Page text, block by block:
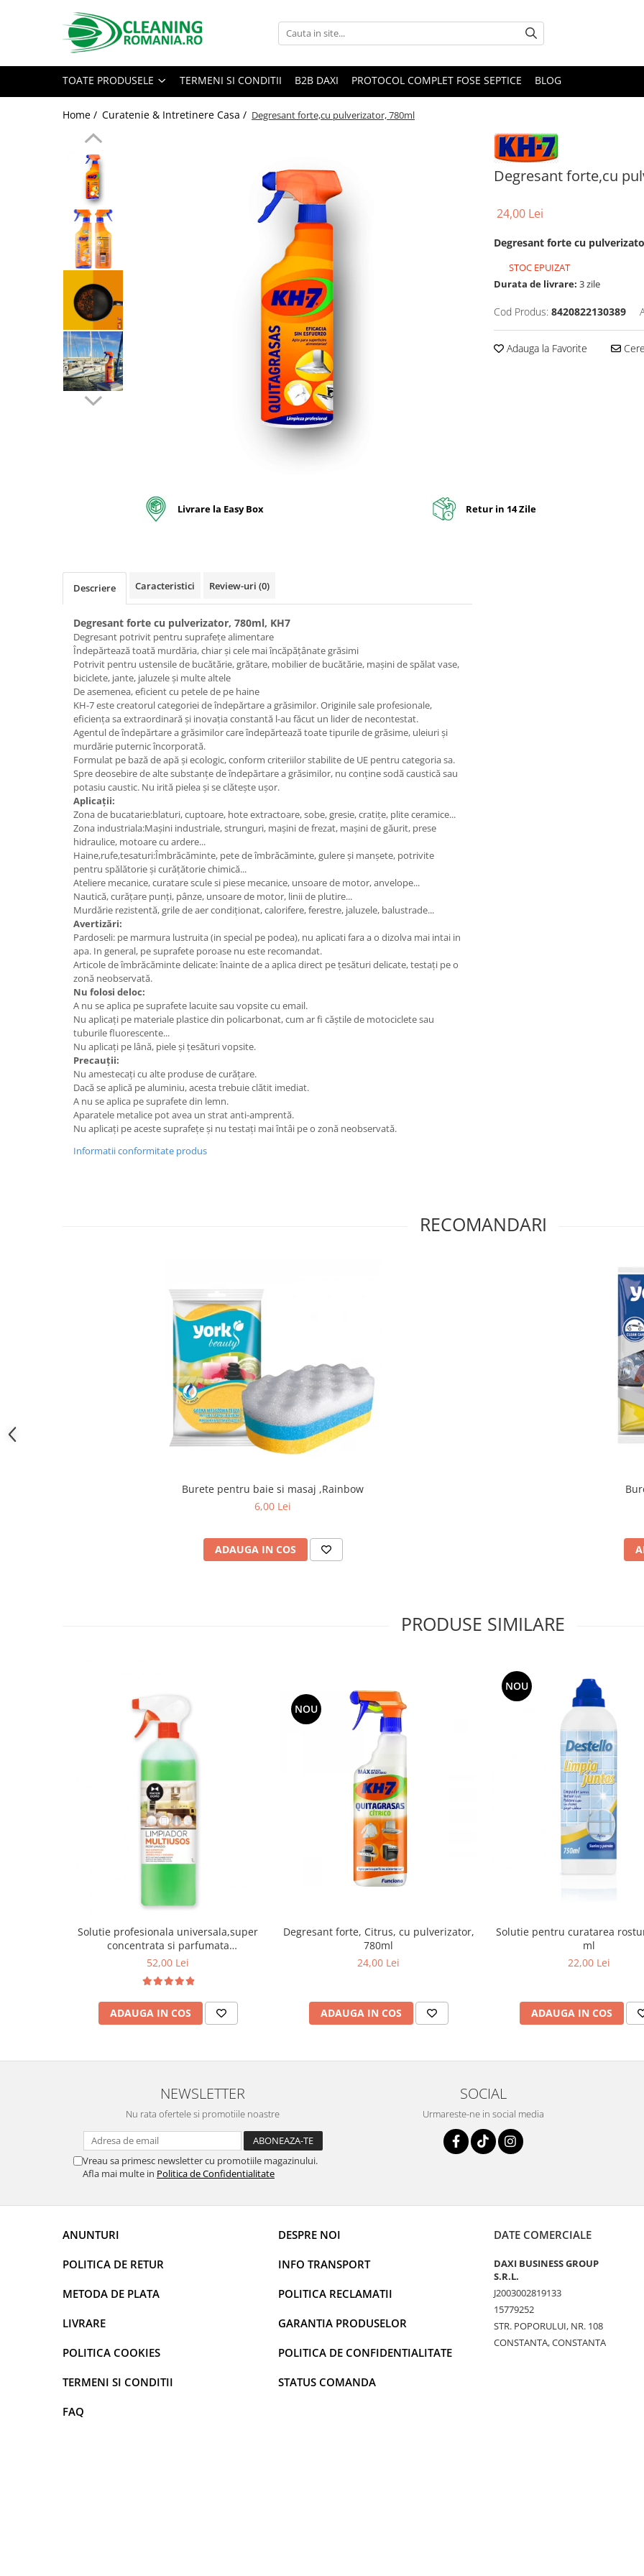
Toate Produsele
Curatenie & Intretinere Casa
Detergenti si solutii concentrate
pentru pardoseli
Produse Bio pentru Casa
Detergenti si solutii universale
Detergenti si solutii pentru geam
Detergenti si solutii pentru
suprafete de lemn si mobila
Detergenti si solutii pentru baie
Solutii desfundat tevi
Curatenie Traditionala
Detergenti de vase si solutii
pentru bucatarie
Detergenti Rufe & Intretinere
Detergenti de rufe
Articole complementare
Articole Menaj & Accesorii pentru
Lavete si seturi lavete
Bureti pentru vase si bucatarie
Absorbanti umiditate si
neutralizatori miros
frigider/congelator
Saci si manusi menaj, folii
alimentare si hartie de copt
Hartie si servetele
Mopuri,seturi cu mop si accesorii
Maturi,farase si galeti simple/cu
Manere si cozi pentru maturi si
Raclete si perii diverse suprafete
Articole si accesorii pentru baie si
zona sanitara
Accesorii pentru casa
Articole si accesorii pentru haine si
produse textile
Articole menaj BACTERIA STOP
Articole menaj ECO NATURAL si
materiale reciclate
Produse lichide certificare Eco Cert
Detergenti BIO
Fose Septice & Întreținere
Foglia D'Oro
Odorizanti & Neutralizatori pentru
Odorizanti spray si neutralizatori
miros ambient si tesaturi
Absorbanti de Umiditate & Rezerve
OdorBlock Neutralizatori miros
Auto Bricolaj & Gradina & Camping
Pasta si crema abraziva pentru
curatarea mainilor
Bureti auto,raclete si lavete
Solutii pentru constructori
Organizatoare si cutii pentru scule
Accesorii pentru telefoane
Articole HoReCa
Solutii profesionale pentru
Solutii si detergenti industriali
Concentralia Profesional
maini si consumabile
Dispensere role prosop hartie si
consumabile
Dispensere hartie igienica si
Dozatoare sapun lichid si
consumabile
consumabile
TOATE PRODUSELE TERMENI SI CONDITII B2B DAXI PROTOCOL COMPLET FOSE SEPTICE BLOG
Home / Curatenie & Intretinere Casa / Degresant forte,cu pulverizator, 780ml
Degresant forte,cu
24,00 Lei
Degresant forte cu
STOC EPUIZAT
Durata de livrare: 3 zile
Cod Produs: 8420822130389
Adauga la Favorite
Livrare la Easy Box Retur in 14 Zile
Descriere Caracteristici Review-uri (0)
Degresant forte cu pulverizator, 780ml, KH7
Degresant potrivit pentru suprafețe alimentare
Îndepărtează toată murdăria, chiar și cele mai încăpățânate grăsimi
Potrivit pentru ustensile de bucătărie, grătare, mobilier de bucătărie, mașini de spălat vase,
biciclete, jante, jaluzele și multe altele
De asemenea, eficient cu petele de pe haine
KH-7 este creatorul categoriei de îndepărtare a grăsimilor. Originile sale profesionale,
eficiența sa extraordinară și inovația constantă l-au făcut un lider de necontestat.
Agentul de îndepărtare a grăsimilor care îndepărtează toate tipurile de grăsime, uleiuri și
murdărie puternic încorporată.
Formulat pe bază de apă și ecologic, conform criteriilor stabilite de UE pentru categoria sa.
Spre deosebire de alte substanțe de îndepărtare a grăsimilor, nu conține sodă caustică sau
potasiu caustic. Nu irită pielea și se clătește ușor.
Aplicații:
Zona de bucatarie:blaturi, cuptoare, hote extractoare, sobe, gresie, cratițe, plite ceramice...
Zona industriala:Mașini industriale, strunguri, mașini de frezat, mașini de găurit, prese
hidraulice, motoare cu ardere...
Haine,rufe,tesaturi:Îmbrăcăminte, pete de îmbrăcăminte, gulere și manșete, potrivite
pentru spălătorie și curățătorie chimică...
Ateliere mecanice, curatare scule si piese mecanice, unsoare de motor, anvelope...
Nautică, curățare punți, pânze, unsoare de motor, linii de plutire...
Murdărie rezistentă, grile de aer condiționat, calorifere, ferestre, jaluzele, balustrade...
Avertizări:
Pardoseli: pe marmura lustruita (in special pe podea), nu aplicati fara a o dizolva mai intai in
apa. In general, pe suprafete poroase nu este recomandat.
Articole de îmbrăcăminte delicate: înainte de a aplica direct pe țesături delicate, testați pe o
zonă neobservată.
Nu folosi deloc:
A nu se aplica pe suprafete lacuite sau vopsite cu email.
Nu aplicați pe materiale plastice din policarbonat, cum ar fi căștile de motociclete sau
tuburile fluorescente...
Nu aplicați pe lână, piele și țesături vopsite.
Precauții:
Nu amestecați cu alte produse de curățare.
Dacă se aplică pe aluminiu, acesta trebuie clătit imediat.
A nu se aplica pe suprafete din lemn.
Aparatele metalice pot avea un strat anti-amprentă.
Nu aplicați pe aceste suprafețe și nu testați mai întâi pe o zonă neobservată.
Informatii conformitate produs
RECOMANDARI
Burete pentru baie si masaj ,Rainbow
6,00 Lei
ADAUGA IN COS
PRODUSE SIMILARE
Solutie profesionala universala,super
concentrata si parfumata
Multiusos,1000 ml
52,00 Lei
ADAUGA IN COS
NOU
Degresant forte, Citrus, cu pulverizator,
780ml
24,00 Lei
ADAUGA IN COS
NOU
Solutie pentru curatarea
ml
22,00 Lei
ADAUGA IN COS
NEWSLETTER
Nu rata ofertele si promotiile noastre
Vreau sa primesc newsletter cu promotiile magazinului.
Afla mai multe in Politica de Confidentialitate
SOCIAL
Urmareste-ne in social media
ANUNTURI
POLITICA DE RETUR
METODA DE PLATA
LIVRARE
POLITICA COOKIES
TERMENI SI CONDITII
FAQ
DESPRE NOI
INFO TRANSPORT
POLITICA RECLAMATII
GARANTIA PRODUSELOR
POLITICA DE CONFIDENTIALITATE
STATUS COMANDA
DATE COMERCIALE
DAXI BUSINESS GROUP
S.R.L.
J2003002819133
15779252
STR. POPORULUI, NR. 108
CONSTANTA, CONSTANTA